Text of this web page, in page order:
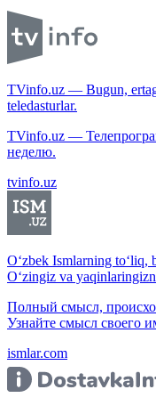
TVinfo.uz — Bugun,
teledasturlar.
TVinfo.uz —
неделю.
tvinfo.uz
O‘zbek Ismlarning to‘liq,
O‘zingiz va
Полный смысл,
Узнайте смысл своего
ismlar.com